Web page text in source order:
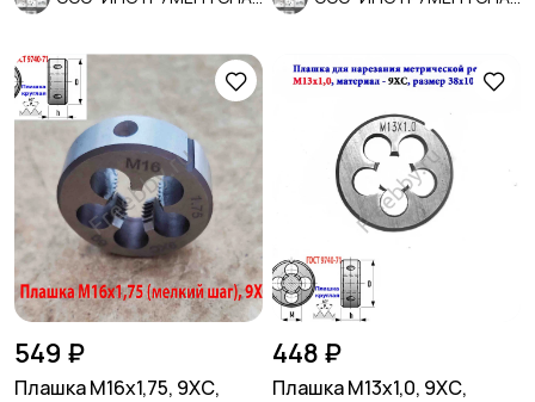
549 ₽
Плашка М16х1,75, 9ХС,
448 ₽
Плашка М13х1,0, 9ХС,